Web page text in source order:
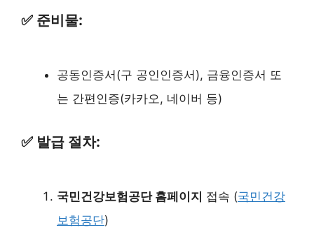
✅ 준비물:
공동인증서(구 공인인증서), 금융인증서 또
는 간편인증(카카오, 네이버 등)
✅ 발급 절차:
국민건강보험공단 홈페이지 접속 (국민건강
보험공단)